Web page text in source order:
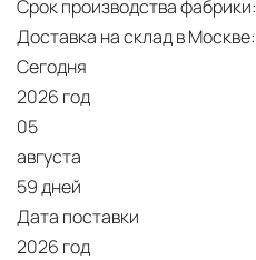
Срок производства фабрики:
Доставка на склад в Москве:
Сегодня
2026 год
05
августа
59 дней
Дата поставки
2026 год